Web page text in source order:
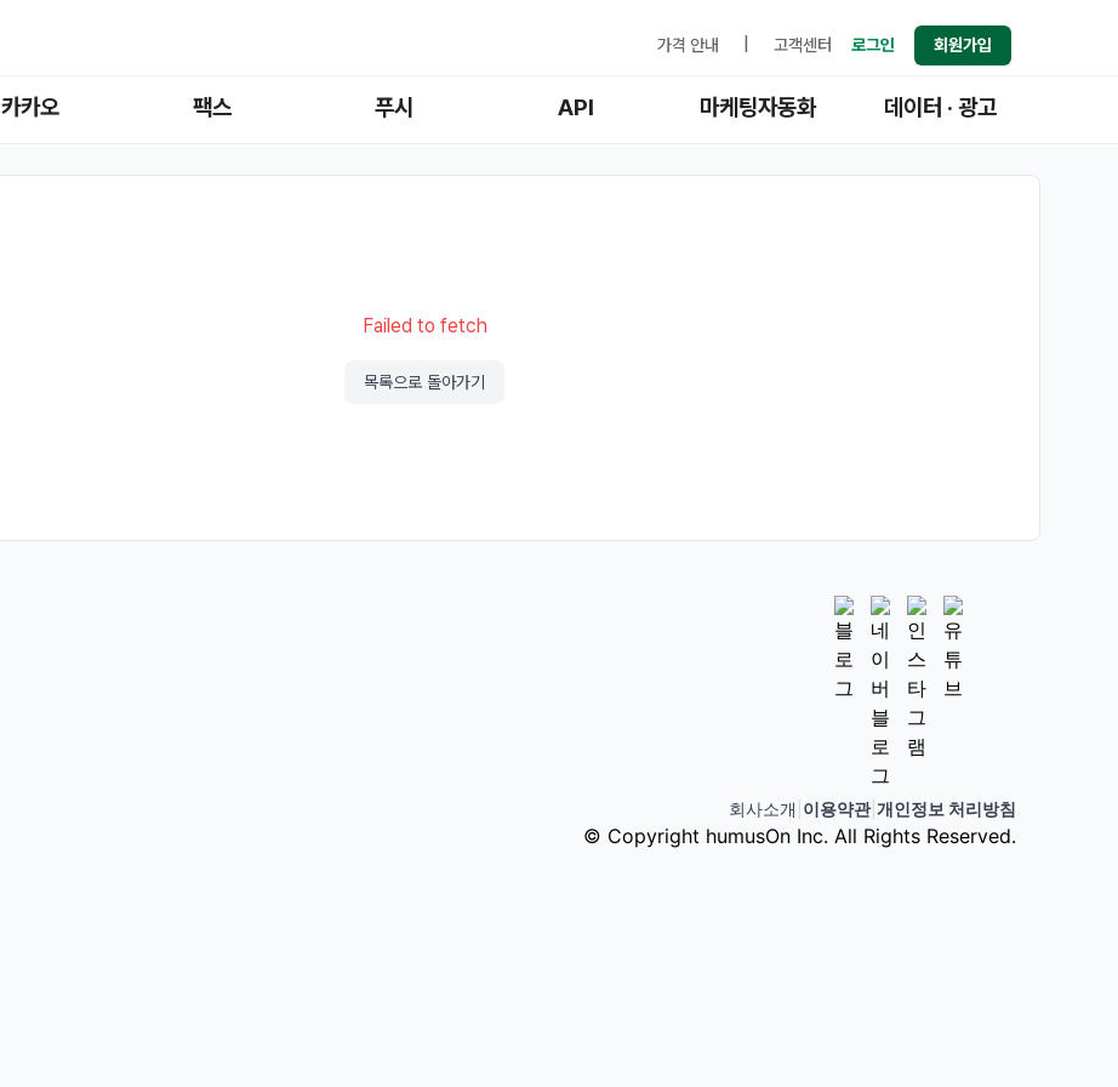
가격 안내 고객센터 로그인 회원가입
카카오 팩스 푸시 API 마케팅자동화 데이터 · 광고
Failed to fetch
목록으로 돌아가기
회사소개 이용약관| 개인정보 처리방침
© Copyright humusOn Inc. All Rights Reserved.